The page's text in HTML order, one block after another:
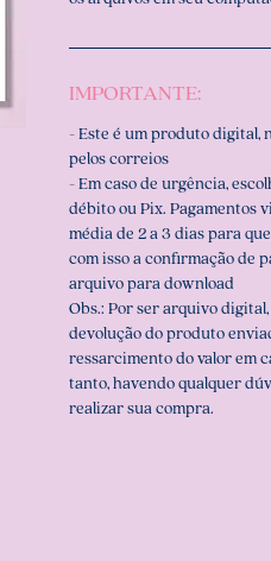
IMPORTANTE:
- Este é um produto digital,
pelos correios
- Em caso de urgência,
débito ou Pix. Pagamentos
média de 2 a 3 dias para
com isso a confirmação de
arquivo para download
Obs.: Por ser arquivo
devolução do produto
ressarcimento do valor em
tanto, havendo qualquer
realizar sua compra.